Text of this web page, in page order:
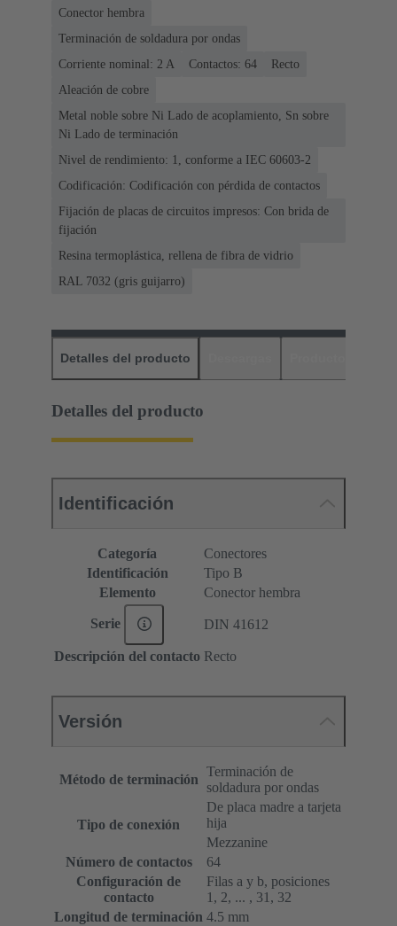
Conector hembra
Terminación de soldadura por ondas
Corriente nominal: ‌2 A
Contactos: 64
Recto
Aleación de cobre
Metal noble sobre Ni Lado de acoplamiento, Sn sobre
Ni Lado de terminación
Nivel de rendimiento: 1, conforme a IEC 60603-2
Codificación: Codificación con pérdida de contactos
Fijación de placas de circuitos impresos: Con brida de
fijación
Resina termoplástica, rellena de fibra de vidrio
RAL 7032 (gris guijarro)
Detalles del producto
Detalles del producto
Identificación
Categoría
Conectores
Identificación
Tipo B
Elemento
Conector hembra
Serie DIN 41612
Descripción del contacto Recto
Versión
Método de terminación
Terminación de
soldadura por ondas
Tipo de conexión
De placa madre a tarjeta
hija
Mezzanine
Número de contactos
64
Configuración de
contacto
Filas a y b, posiciones
1, 2, ... , 31, 32
Longitud de terminación 4.5 mm